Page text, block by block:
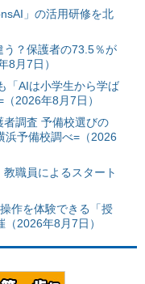
」の活用研修を北
？保護者の73.5％が
8月7日）
「AIは小学生から学ば
2026年8月7日）
調査 予備校選びの
浜予備校調べ=（2026
職員によるスタート
作を体験できる「授
2026年8月7日）